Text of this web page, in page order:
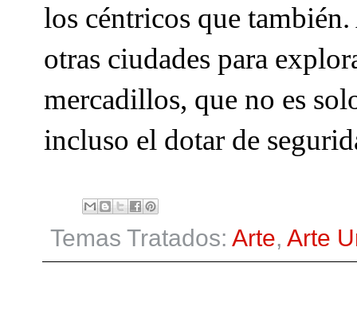
los céntricos que
otras ciudades para
mercadillos, que no es
incluso el dotar de
Temas Tratados: Arte, Arte